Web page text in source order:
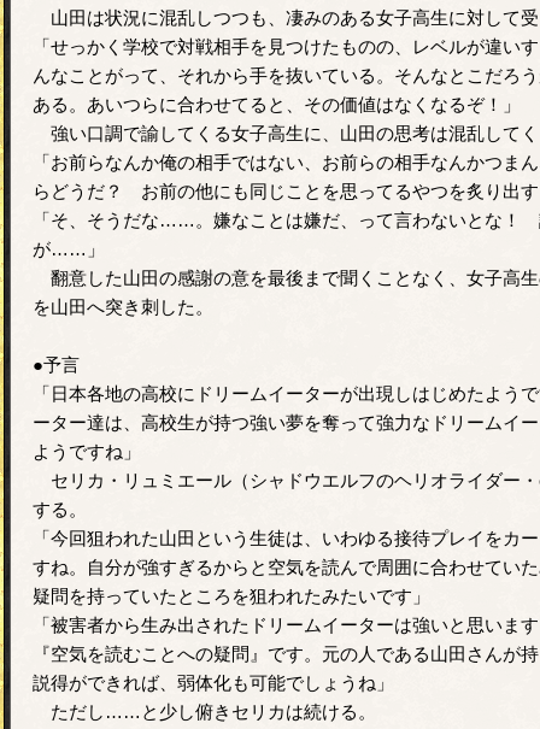
山田は状況に混乱しつつも、凄みのある女子高生に対して
「せっかく学校で対戦相手を見つけたものの、レベルが違い
んなことがって、それから手を抜いている。そんなとこだろ
ある。あいつらに合わせてると、その価値はなくなるぞ！」
強い口調で諭してくる女子高生に、山田の思考は混乱して
「お前らなんか俺の相手ではない、お前らの相手なんかつ
らどうだ？ お前の他にも同じことを思ってるやつを炙り出
「そ、そうだな……。嫌なことは嫌だ、って言わないとな！
が……」
翻意した山田の感謝の意を最後まで聞くことなく、女子高
を山田へ突き刺した。
●予言
「日本各地の高校にドリームイーターが出現しはじめたよう
ーター達は、高校生が持つ強い夢を奪って強力なドリームイ
ようですね」
セリカ・リュミエール（シャドウエルフのヘリオライダー
する。
「今回狙われた山田という生徒は、いわゆる接待プレイをカ
すね。自分が強すぎるからと空気を読んで周囲に合わせてい
疑問を持っていたところを狙われたみたいです」
「被害者から生み出されたドリームイーターは強いと思いま
『空気を読むことへの疑問』です。元の人である山田さんが
説得ができれば、弱体化も可能でしょうね」
ただし……と少し俯きセリカは続ける。